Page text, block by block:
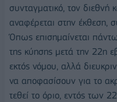
συνταγματικό, τον διεθνή
αναφέρεται στην
Όπως επισημαίνεται
της κύησης μετά την 22η
εκτός νόμου, αλλά
να αποφασίσουν για το
τεθεί το όριο, εντός των